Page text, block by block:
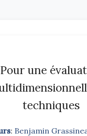
Pour une
techniques
: Benjamin